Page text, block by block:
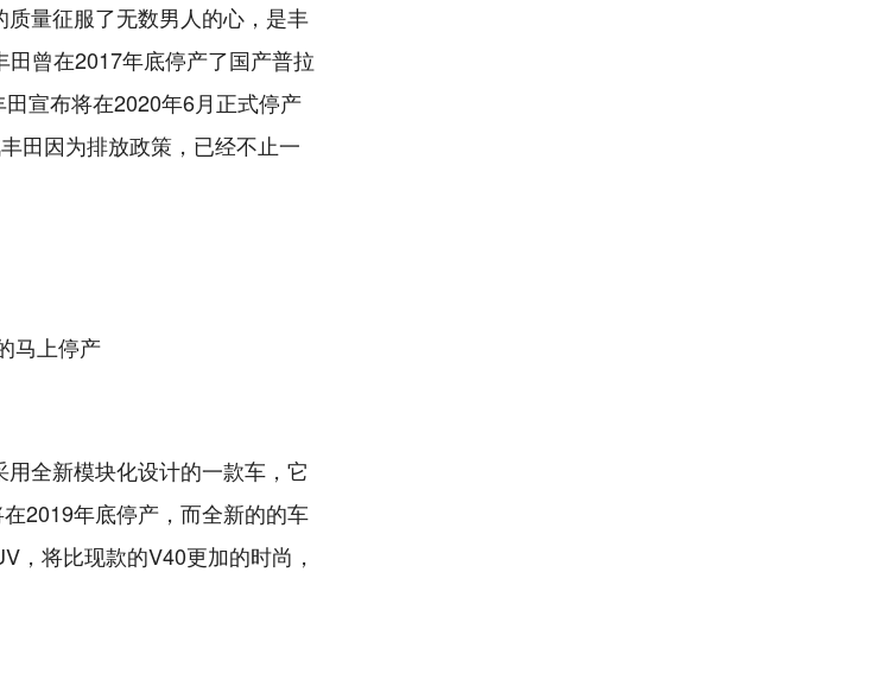
量征服了无数男人的心，是丰
曾在2017年底停产了国产普拉
宣布将在2020年6月正式停产
田因为排放政策，已经不止一
全新模块化设计的一款车，它
2019年底停产，而全新的的车
，将比现款的V40更加的时尚，